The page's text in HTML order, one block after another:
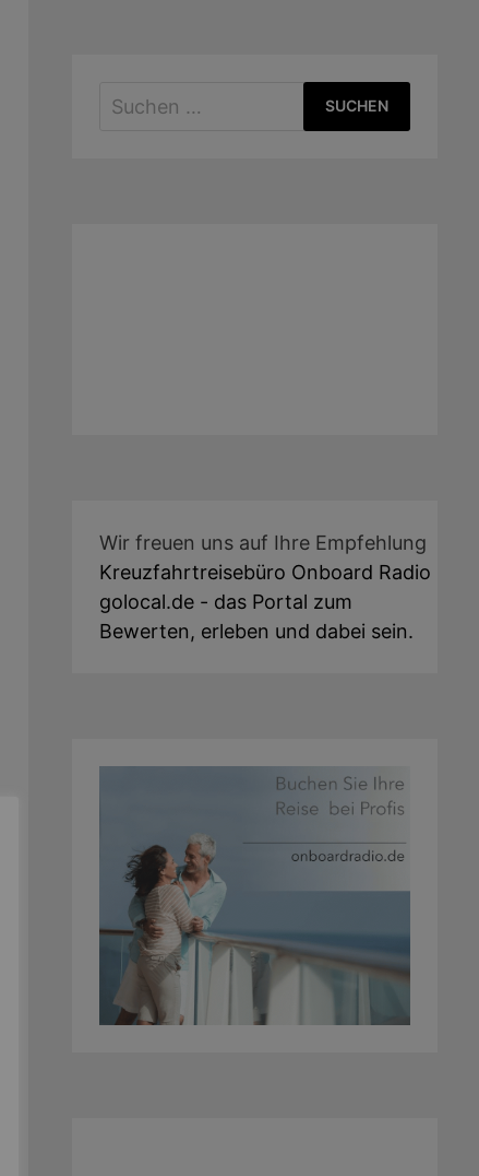
Suchen
Wir freuen uns auf Ihre Empfehlung
Kreuzfahrtreisebüro Onboard Radio
golocal.de - das Portal zum
Bewerten, erleben und dabei sein.